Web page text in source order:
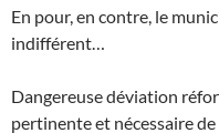
En pour, en contre, le
indifférent…
Dangereuse déviation
pertinente et nécessaire